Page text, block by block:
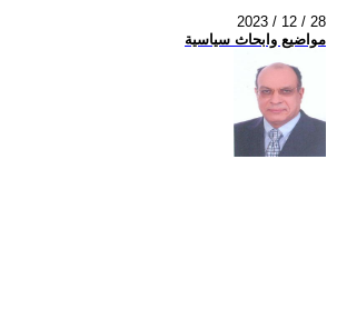
2023 / 12 / 28
مواضيع وابحاث سياسية